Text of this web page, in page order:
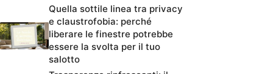
Quella sottile linea tra privacy
e claustrofobia: perché
liberare le finestre potrebbe
essere la svolta per il tuo
salotto